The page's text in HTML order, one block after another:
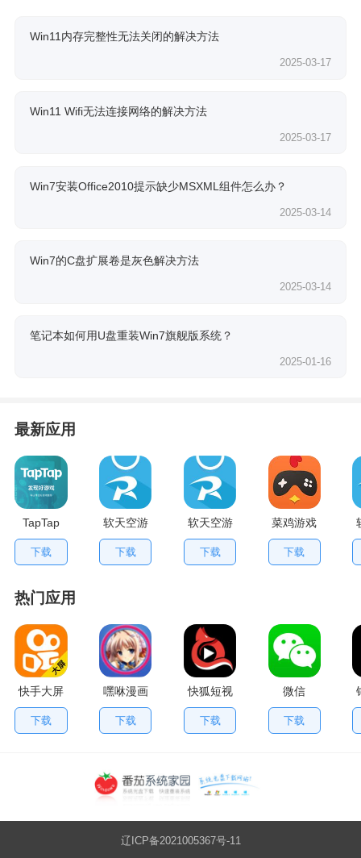
Win11内存完整性无法关闭的解决方法
2025-03-17
Win11 Wifi无法连接网络的解决方法
2025-03-17
Win7安装Office2010提示缺少MSXML组件怎么办？
2025-03-14
Win7的C盘扩展卷是灰色解决方法
2025-03-14
笔记本如何用U盘重装Win7旗舰版系统？
2025-01-16
最新应用
TapTap
V2.84.0
手机版
下载
软天空游
戏盒应用
下载
软天空游
戏大全
App
下载
菜鸡游戏
不用排队
版
下载
热门应用
快手大屏
版
下载
嘿咻漫画
下载
快狐短视
频
下载
微信
下载
辽ICP备2021005367号-11